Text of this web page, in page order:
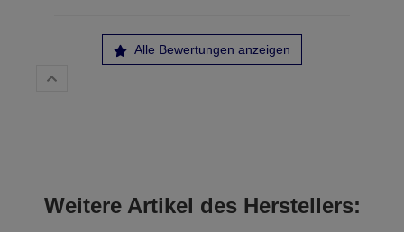
Alle Bewertungen anzeigen
Weitere Artikel des Herstellers: